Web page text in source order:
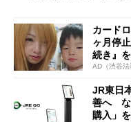
カード
ヶ月停
続き』
AD（渋谷法
JR東日
善へ な
購入」